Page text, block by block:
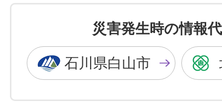
色
を
黒
色
に
色
を
青
色
に
災害発生時の情報
石川県白山市